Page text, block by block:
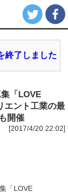
終了しました
「LOVE
エント工業の最
開催
[2017/4/20 22:02]
「LOVE